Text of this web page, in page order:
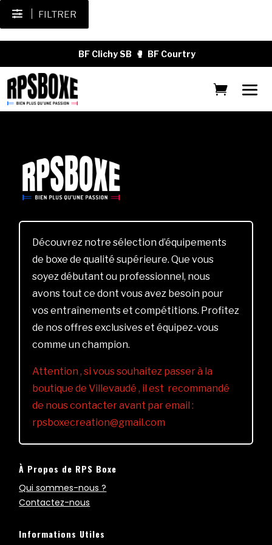
FILTRER
BF Clichy SB 🥊 BF Courtry
Découvrez notre sélection d’équipements
de boxe de qualité supérieure. Que vous
soyez débutant ou professionnel, nous
avons tout ce dont vous avez besoin pour
vos entraînements et compétitions. Profitez
de nos offres exclusives et équipez-vous
comme un champion.
Attention , si vous souhaitez passer à la
boutique de Villevaudé , il est recommandé
de nous contacter avant par email :
rpsboxecreation@gmail.com
À Propos de RPS Boxe
Qui sommes-nous ?
Contactez-nous
Informations Utiles